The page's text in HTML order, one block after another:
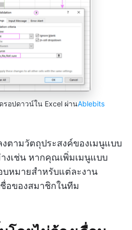
รอปดาวน์ใน Excel ผ่านAblebits
ตามวัตถุประสงค์ของเมนูแบบ
งเช่น หากคุณเพิ่มเมนูแบบ
บหมายสำหรับแต่ละงาน
อของสมาชิกในทีม